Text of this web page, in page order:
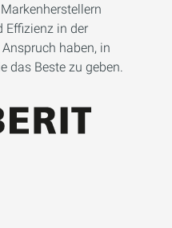
Effizienz in der
haben, in
das Beste zu geben.